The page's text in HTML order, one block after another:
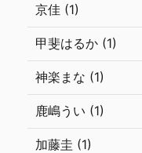
京佳 (1)
甲斐はるか (1)
神楽まな (1)
鹿嶋うい (1)
加藤圭 (1)